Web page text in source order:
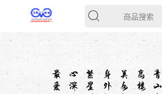
商品搜索